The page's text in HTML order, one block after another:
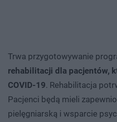
Trwa przygotowywanie
rehabilitacji dla pacjentów,
COVID-19. Rehabilitacja
Pacjenci będą mieli
pielęgniarską i wsparcie